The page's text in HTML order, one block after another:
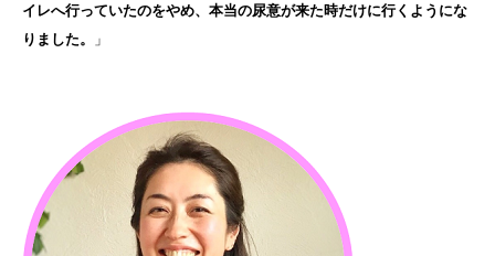
イレへ行っていたのをやめ、本当の尿意が来た時だけに行くようにな
りました。
」